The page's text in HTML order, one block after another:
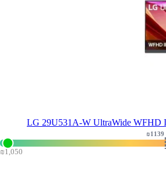
₪1,050
1139